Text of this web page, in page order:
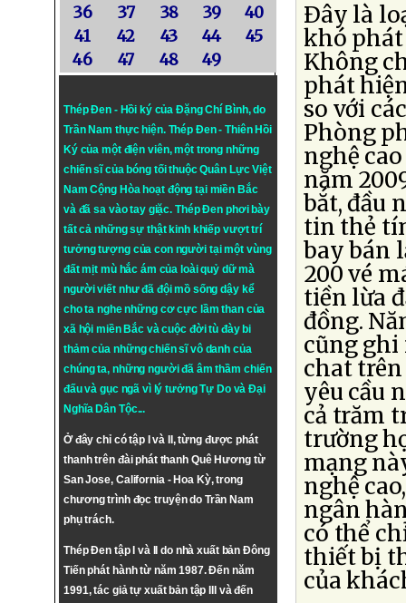
36
37 38 39
40
41
42 43 44
45
46
47 48 49
Thép Đen - Hồi ký của Đặng Chí Bình, do
Trần Nam thực hiện. Thép Đen- Thiên Hồi
Ký của một điện viên, một trong những
chiến sĩ của bóng tối thuộc Quân Lực Việt
Nam Cộng Hòa hoạt động tại miền Bắc
và đã sa vào tay giặc. Thép Đen phơi bày
tất cả những sự thật kinh khiếp vượt trí
tưởng tượng của con người tại một vùng
đất mịt mù hắc ám của loài quỷ dữ mà
người viết như đã đội mồ sống dậy kể
cho ta nghe những cơ cực lầm than của
xã hội miền Bắc và cuộc đời tù đày bi
thảm của những chiến sĩ vô danh của
chúng ta, những người đã âm thầm chiến
đấu và gục ngã vì lý tưởngTự DovàĐại
Nghĩa Dân Tộc...
Ở đây chỉ có tập I và II, từng được phát
thanh trên đài phát thanh Quê Hương từ
San Jose, California - Hoa Kỳ, trong
chương trình đọc truyện do Trần Nam
phụ trách.
Thép Đen tập I và II do nhà xuất bản Đông
Tiến phát hành từ năm 1987. Đến năm
1991, tác giả tự xuất bản tập III và đến
Ðây là
khó phát
Không
phát
so với
Phòng
nghệ
năm
bắt, đầu
tin thẻ
bay bán
200 vé
tiền lừa
đồng.
cũng ghi
chat
yêu cầu
cả trăm
trường
mạng
nghệ
ngân
có thể
thiết bị
của